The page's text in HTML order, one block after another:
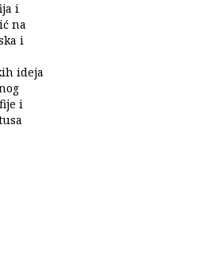
i
na
i
ideja
i